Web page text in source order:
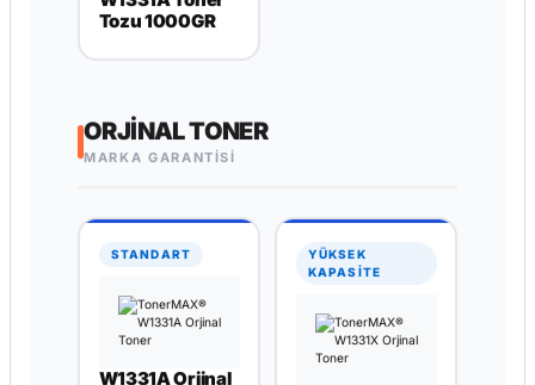
Tozu 1000GR
ORJINAL TONER
MARKA GARANTİSİ
STANDART
W1331A Orjinal
YÜKSEK
KAPASİTE